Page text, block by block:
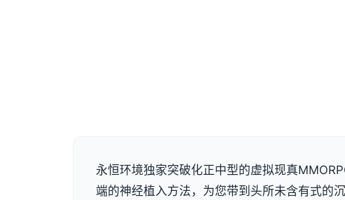
永恒环境独家突破化正中型的虚拟现真
端的神经植入方法，为您带到头所未含有式的